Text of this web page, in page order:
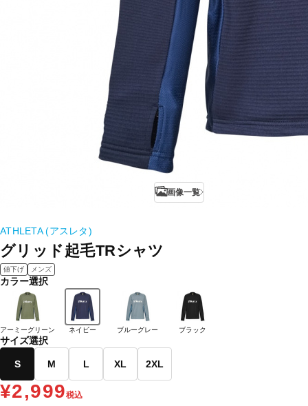
画像一覧
ATHLETA (アスレタ)
グリッド起毛TRシャツ
値下げ メンズ
カラー選択
アーミーグリーン ネイビー ブルーグレー ブラック
サイズ選択
S M L XL 2XL
¥2,999税込